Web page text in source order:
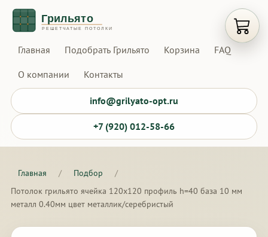
Главная Подобрать Грильято Корзина FAQ
О компании Контакты
info@grilyato-opt.ru
+7 (920) 012-58-66
Главная / Подбор
/
Потолок грильято ячейка 120х120 профиль h=40 база 10 мм
металл 0.40мм цвет металлик/серебристый